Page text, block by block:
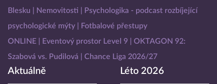
Blesku
Nemovitosti
Psychologika - podcast rozbíjející
psychologické mýty
Fotbalové přestupy
ONLINE
Eventový prostor Level 9
OKTAGON 92:
Szabová vs. Pudilová
Chance Liga 2026/27
Aktuálně Léto 2026